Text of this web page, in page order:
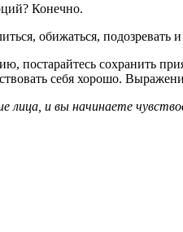
Конечно.
обижаться, подозревать и
сохранить
себя хорошо.
и вы начинаете